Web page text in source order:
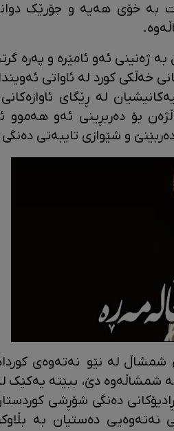
بە خۆی هەیە و جۆرێک
ژەنینی ئەو ئامێرە و پەرە
خەڵکی کورد لە ئاواتی
لە ڕێگای
بۆ دەربڕینی ئەو هەموو
و شێوازی تایبەتی
لە نێو نەتەوەی
دێ، ببێتە یەکێک
دەنگی شۆڕشی
دەستیان بە